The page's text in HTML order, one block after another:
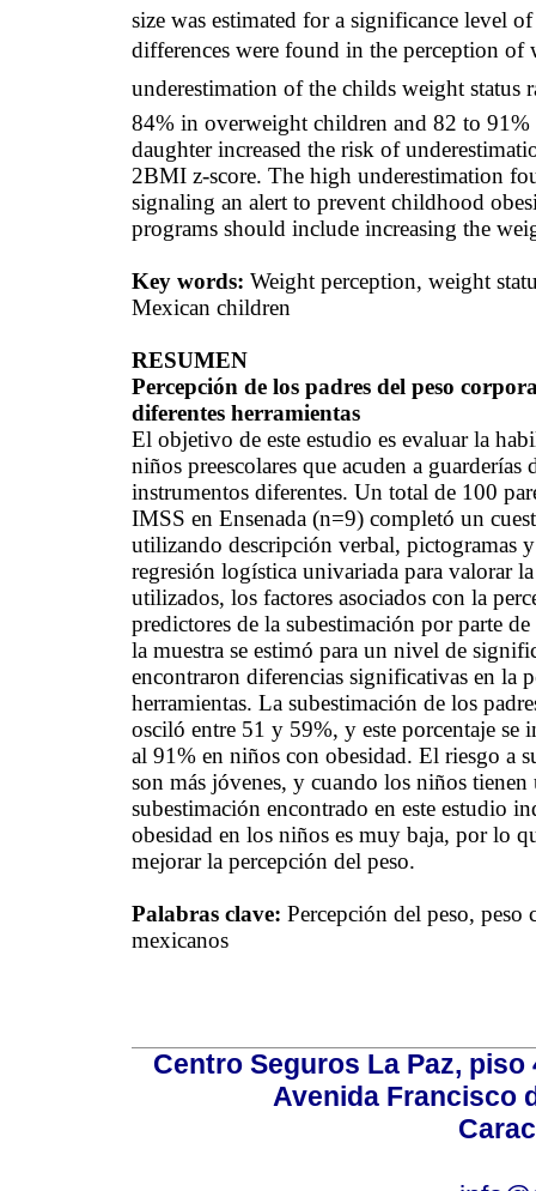
size was estimated for a significance level
differences were found in the perception of
underestimation of the childs weight
84% in overweight children and 82 to
daughter increased the risk of
2BMI z-score. The high underestimation
signaling an alert to prevent childhood
programs should include increasing the
Key words: Weight perception, weight
Mexican children
RESUMEN
Percepción de los padres del peso
diferentes herramientas
El objetivo de este estudio es evaluar la
niños preescolares que acuden a
instrumentos diferentes. Un total de 100
IMSS en Ensenada (n=9) completó un
utilizando descripción verbal, pictogramas
regresión logística univariada para valorar
utilizados, los factores asociados con la
predictores de la subestimación por parte
la muestra se estimó para un nivel de
encontraron diferencias significativas en la
herramientas. La subestimación de los
osciló entre 51 y 59%, y este porcentaje se
al 91% en niños con obesidad. El riesgo a
son más jóvenes, y cuando los niños
subestimación encontrado en este estudio
obesidad en los niños es muy baja, por lo
mejorar la percepción del peso.
Palabras clave: Percepción del peso,
mexicanos
Centro Seguros La Paz,
Avenida Francisco